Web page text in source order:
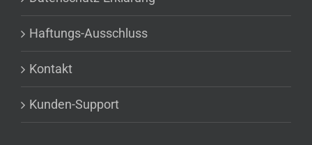
Haftungs-Ausschluss
Kontakt
Kunden-Support